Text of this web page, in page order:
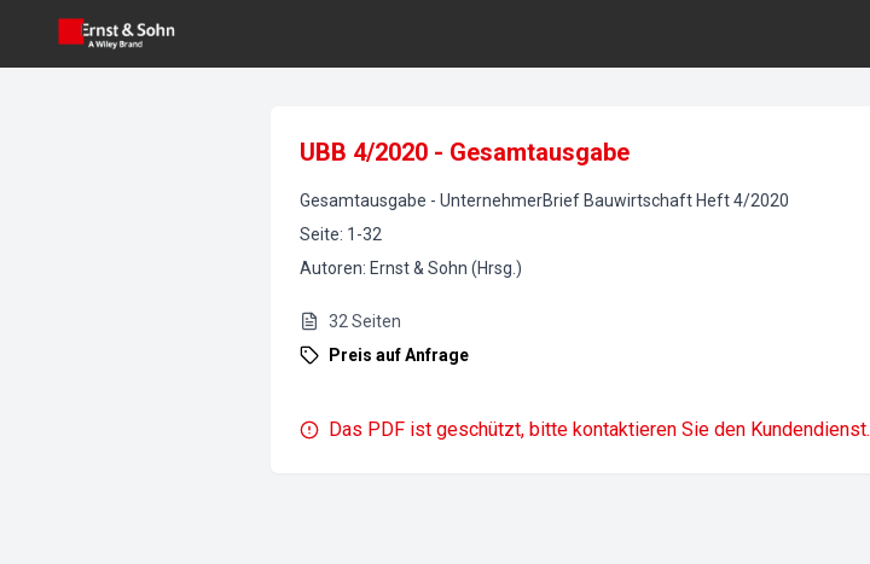
UBB 4/2020 - Gesamtausgabe
Gesamtausgabe - UnternehmerBrief Bauwirtschaft Heft4/2020
Seite: 1-32
Autoren: Ernst & Sohn (Hrsg.)
32 Seiten
Preis auf Anfrage
Das PDF ist geschützt, bitte kontaktieren Sie den Kundendienst.